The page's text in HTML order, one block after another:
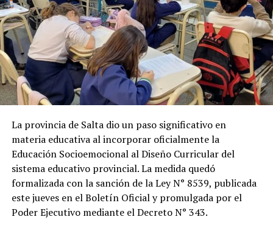
La provincia de Salta dio un paso significativo en
materia educativa al incorporar oficialmente la
Educación Socioemocional al Diseño Curricular del
sistema educativo provincial. La medida quedó
formalizada con la sanción de la Ley N° 8539, publicada
este jueves en el Boletín Oficial y promulgada por el
Poder Ejecutivo mediante el Decreto N° 343.